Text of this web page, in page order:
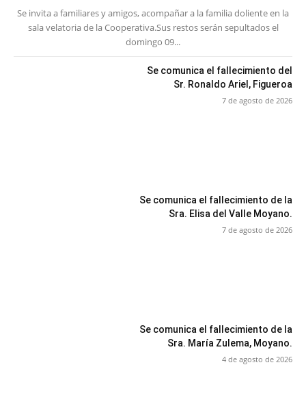
Se invita a familiares y amigos, acompañar a la familia doliente en la
sala velatoria de la Cooperativa.Sus restos serán sepultados el
domingo 09...
Se comunica el fallecimiento del
Sr. Ronaldo Ariel, Figueroa
7 de agosto de 2026
Se comunica el fallecimiento de la
Sra. Elisa del Valle Moyano.
7 de agosto de 2026
Se comunica el fallecimiento de la
Sra. María Zulema, Moyano.
4 de agosto de 2026